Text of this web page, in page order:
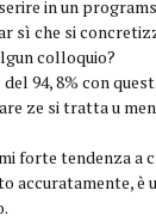
in un
sì che si
colloquio?
94, 8% con
ze si tratta u
forte tendenza a
accuratamente, è